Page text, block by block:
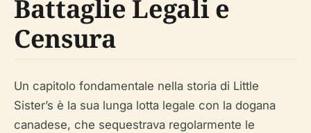
Battaglie Legali e
Censura
Un capitolo fondamentale nella storia di Little
Sister’s è la sua lunga lotta legale con la dogana
canadese, che sequestrava regolarmente le